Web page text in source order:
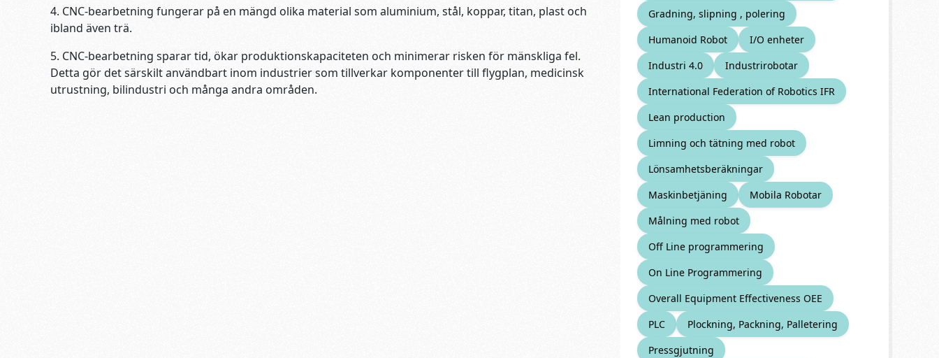
4. CNC-bearbetning fungerar på en mängd olika material som aluminium, stål, koppar, titan, plast och
ibland även trä.
5. CNC-bearbetning sparar tid, ökar produktionskapaciteten och minimerar risken för mänskliga fel.
Detta gör det särskilt användbart inom industrier som tillverkar komponenter till flygplan, medicinsk
utrustning, bilindustri och många andra områden.
Gradning, slipning , polering
Humanoid Robot
I/O enheter
Industri 4.0
Industrirobotar
International Federation of Robotics IFR
Lean production
Limning och tätning med robot
Lönsamhetsberäkningar
Maskinbetjäning
Mobila Robotar
Målning med robot
Off Line programmering
On Line Programmering
Overall Equipment Effectiveness OEE
PLC
Plockning, Packning, Palletering
Pressgjutning